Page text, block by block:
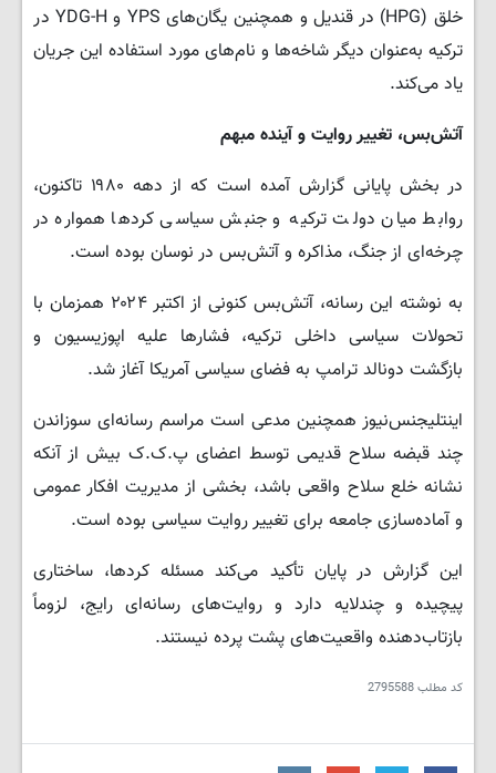
خلق (HPG) در قندیل و همچنین یگان‌های YPS و YDG-H در
ترکیه به‌عنوان دیگر شاخه‌ها و نام‌های مورد استفاده این جریان
یاد می‌کند.
آتش‌بس، تغییر روایت و آینده مبهم
در بخش پایانی گزارش آمده است که از دهه ۱۹۸۰ تاکنون،
روابط میان دولت ترکیه و جنبش سیاسی کردها همواره در
چرخه‌ای از جنگ، مذاکره و آتش‌بس در نوسان بوده است.
به نوشته این رسانه، آتش‌بس کنونی از اکتبر ۲۰۲۴ همزمان با
تحولات سیاسی داخلی ترکیه، فشارها علیه اپوزیسیون و
بازگشت دونالد ترامپ به فضای سیاسی آمریکا آغاز شد.
اینتلیجنس‌نیوز همچنین مدعی است مراسم رسانه‌ای سوزاندن
چند قبضه سلاح قدیمی توسط اعضای پ.ک.ک بیش از آنکه
نشانه خلع سلاح واقعی باشد، بخشی از مدیریت افکار عمومی
و آماده‌سازی جامعه برای تغییر روایت سیاسی بوده است.
این گزارش در پایان تأکید می‌کند مسئله کردها، ساختاری
پیچیده و چندلایه دارد و روایت‌های رسانه‌ای رایج، لزوماً
بازتاب‌دهنده واقعیت‌های پشت پرده نیستند.
کد مطلب2795588